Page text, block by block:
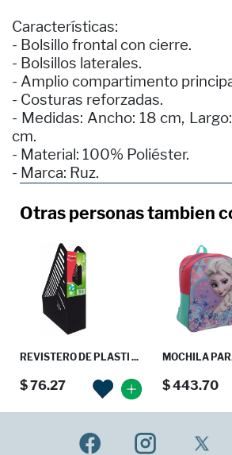
Características:
- Bolsillo frontal con cierre.
- Bolsillos laterales.
- Amplio compartimento
- Costuras reforzadas.
- Medidas: Ancho: 18 cm,
cm.
- Material: 100% Poliéster.
- Marca: Ruz.
Otras personas tambien
REVISTERO DE PLASTI ...
$ 76.27
MOCHILA
$ 443.70